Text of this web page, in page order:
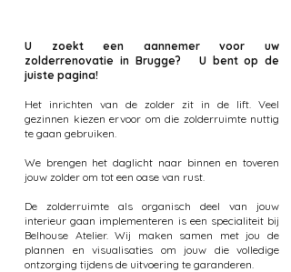
U zoekt een aannemer voor uw
zolderrenovatie in Brugge? U bent op de
juiste pagina!
Het inrichten van de zolder zit in de lift. Veel
gezinnen kiezen ervoor om die zolderruimte nuttig
te gaan gebruiken.
We brengen het daglicht naar binnen en toveren
jouw zolder om tot een oase van rust.
De zolderruimte als organisch deel van jouw
interieur gaan implementeren is een specialiteit bij
Belhouse Atelier. Wij maken samen met jou de
plannen en visualisaties om jouw die volledige
ontzorging tijdens de uitvoering te garanderen.